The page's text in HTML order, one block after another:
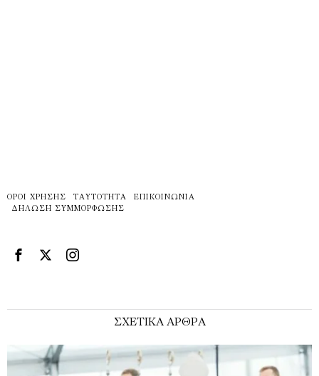
ΌΡΟΙ ΧΡΉΣΗΣ ΤΑΥΤΌΤΗΤΑ
ΕΠΙΚΟΙΝΩΝΊΑ
ΔΉΛΩΣΗ ΣΥΜΜΌΡΦΩΣΗΣ
ΣΧΕΤΙΚΑ ΑΡΘΡΑ